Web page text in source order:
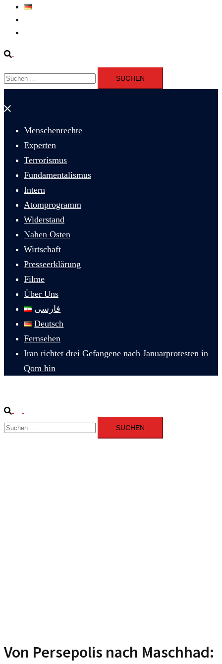
Suche
Suchen
nach:
Menü
Menschenrechte
Experten
Terrorismus
Fundamentalismus
Intern
Atomprogramm
Widerstand
Nahen Osten
Wirtschaft
Presseerklärung
Filme
Über Uns
فارسی
Deutsch
Fernsehen
Iran richtet drei Gefangene nach Januarprotesten in
Qom hin
Suche
umschalten
Suchen
nach:
Von Persepolis nach Maschhad: